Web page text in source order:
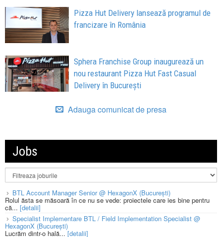
Pizza Hut Delivery lansează programul de
francizare în România
Sphera Franchise Group inaugurează un
nou restaurant Pizza Hut Fast Casual
Delivery în București
Adauga comunicat de presa
Jobs
BTL Account Manager Senior @ HexagonX (București)
Rolul ăsta se măsoară în ce nu se vede: proiectele care ies bine pentru
că... [detalii]
Specialist Implementare BTL / Field Implementation Specialist @
HexagonX (București)
Lucrăm dintr-o hală...[detalii]